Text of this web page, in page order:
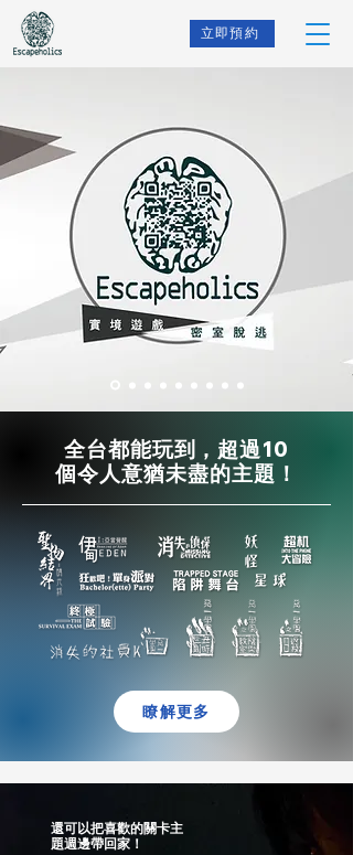
立即預約
全台都能玩到，超過10
個令人意猶未盡的主題！
瞭解更多
還可以把喜歡的關卡主
題週邊帶回家！